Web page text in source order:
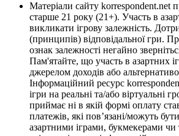
Матеріали сайту korrespondent.net
старше 21 року (21+). Участь в
викликати ігрову залежність.
(принципів) відповідальної гри.
ознак залежності негайно
Пам'ятайте, що участь в азартних
джерелом доходів або
Інформаційний ресурс
ігри на реальні та/або віртуальні
приймає ні в якій формі оплату
платежів, які пов’язані/можуть
азартними іграми, букмекерами чи